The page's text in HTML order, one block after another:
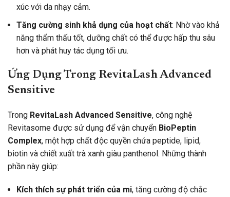
xúc với da nhạy cảm.
Tăng cường sinh khả dụng của hoạt chất: Nhờ vào khả
năng thẩm thấu tốt, dưỡng chất có thể được hấp thu sâu
hơn và phát huy tác dụng tối ưu.
Ứng Dụng Trong RevitaLash Advanced
Sensitive
Trong RevitaLash Advanced Sensitive, công nghệ
Revitasome được sử dụng để vận chuyển BioPeptin
Complex, một hợp chất độc quyền chứa peptide, lipid,
biotin và chiết xuất trà xanh giàu panthenol. Những thành
phần này giúp:
Kích thích sự phát triển của mi, tăng cường độ chắc